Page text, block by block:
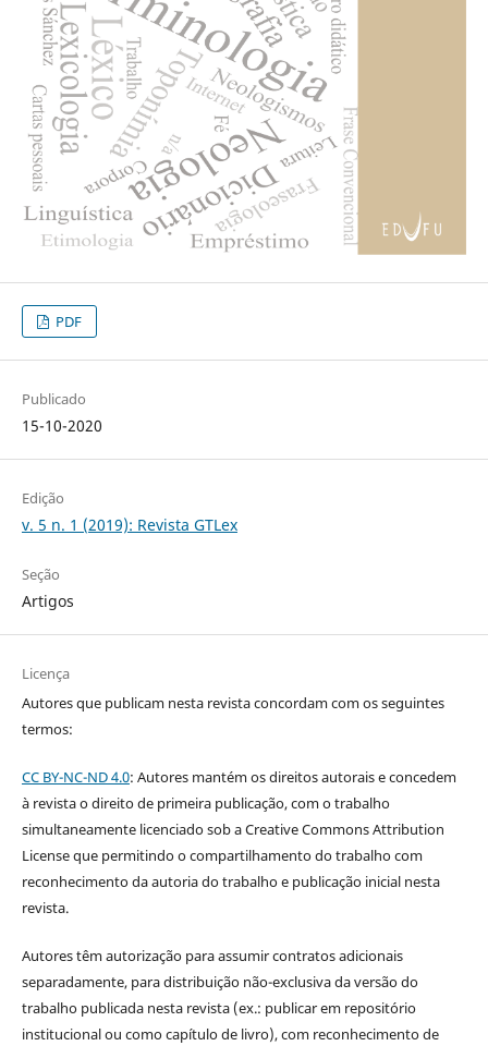
PDF
Publicado
15-10-2020
Edição
v. 5 n. 1 (2019): Revista GTLex
Seção
Artigos
Licença
Autores que publicam nesta revista concordam com os seguintes
termos:
CC BY-NC-ND 4.0: Autores mantém os direitos autorais e concedem
à revista o direito de primeira publicação, com o trabalho
simultaneamente licenciado sob a Creative Commons Attribution
License que permitindo o compartilhamento do trabalho com
reconhecimento da autoria do trabalho e publicação inicial nesta
revista.
Autores têm autorização para assumir contratos adicionais
separadamente, para distribuição não-exclusiva da versão do
trabalho publicada nesta revista (ex.: publicar em repositório
institucional ou como capítulo de livro), com reconhecimento de